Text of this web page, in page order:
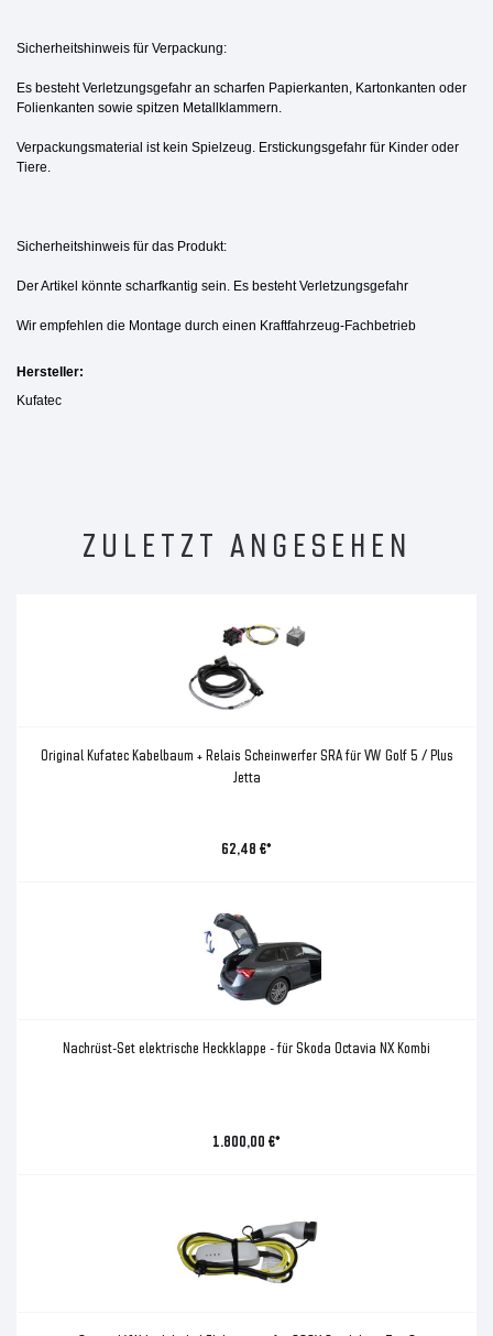
Sicherheitshinweis für Verpackung:
Es besteht Verletzungsgefahr an scharfen Papierkanten, Kartonkanten oder
Folienkanten sowie spitzen Metallklammern.
Verpackungsmaterial ist kein Spielzeug. Erstickungsgefahr für Kinder oder
Tiere.
Sicherheitshinweis für das Produkt:
Der Artikel könnte scharfkantig sein. Es besteht Verletzungsgefahr
Wir empfehlen die Montage durch einen Kraftfahrzeug-Fachbetrieb
Hersteller:
Kufatec
ZULETZT ANGESEHEN
Original Kufatec Kabelbaum + Relais Scheinwerfer SRA für VW Golf 5 / Plus
Jetta
62,48 €*
Nachrüst-Set elektrische Heckklappe - für Skoda Octavia NX Kombi
1.800,00 €*